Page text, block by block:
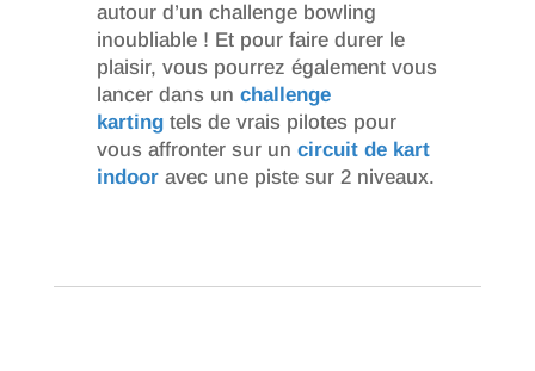
autour d’un challenge bowling
inoubliable ! Et pour faire durer le
plaisir, vous pourrez également vous
lancer dans un challenge
kartingtels de vrais pilotes pour
vous affronter sur un circuit de kart
indooravec une piste sur 2 niveaux.